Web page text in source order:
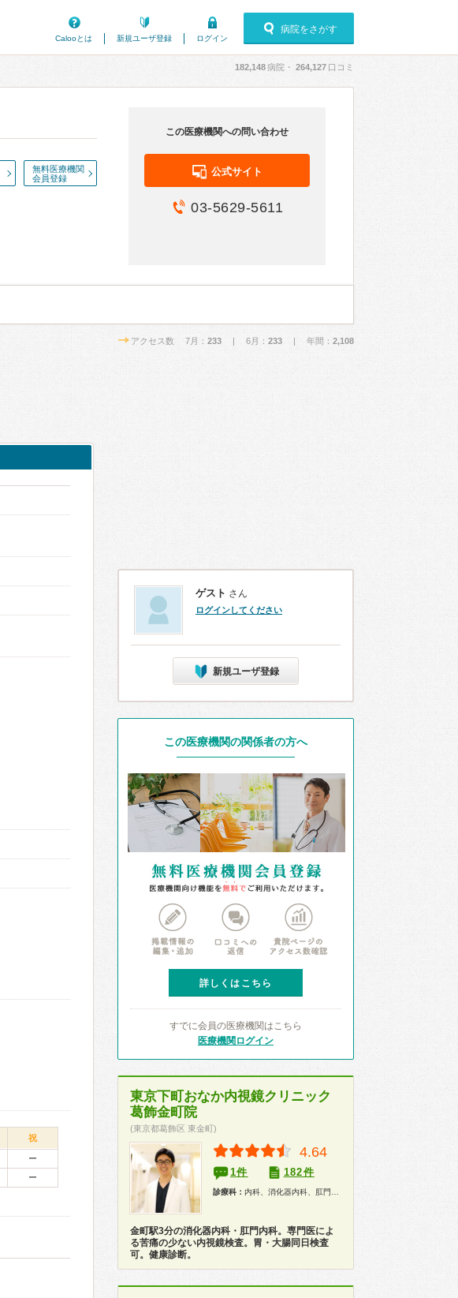
Calooとは
新規ユーザ登録 ログイン
病院をさがす
182,148病院・ 264,127 口コミ
無料医療機関
会員登録
この医療機関への問い合わせ
公式サイト
03-5629-5611
アクセス数 7月： 233 | 6月： 233 | 年間： 2,108
祝
ー
ー
ゲスト さん
ログインしてください
新規ユーザ登録
この医療機関の関係者の方へ
詳しくはこちら
すでに会員の医療機関はこちら
医療機関ログイン
東京下町おなか内視鏡クリニック
葛飾金町院
(東京都葛飾区 東金町)
4.64
1件 182件
診療科： 内科、消化器内科、肛門科、内視鏡、健康診断、人間ドック
金町駅3分の消化器内科・肛門内科。専門医によ
る苦痛の少ない内視鏡検査。胃・大腸同日検査
可。健康診断。